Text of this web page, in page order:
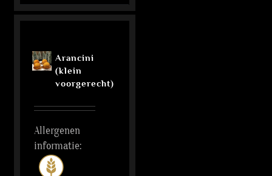
Arancini
(klein
voorgerecht)
Allergenen
informatie: